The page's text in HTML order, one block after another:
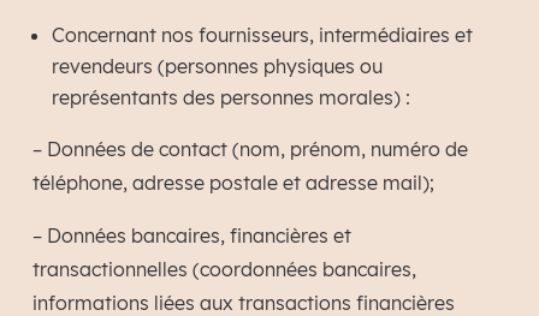
Concernant nos fournisseurs, intermédiaires et
revendeurs (personnes physiques ou
représentants des personnes morales) :
– Données de contact (nom, prénom, numéro de
téléphone, adresse postale et adresse mail);
– Données bancaires, financières et
transactionnelles (coordonnées bancaires,
informations liées aux transactions financières